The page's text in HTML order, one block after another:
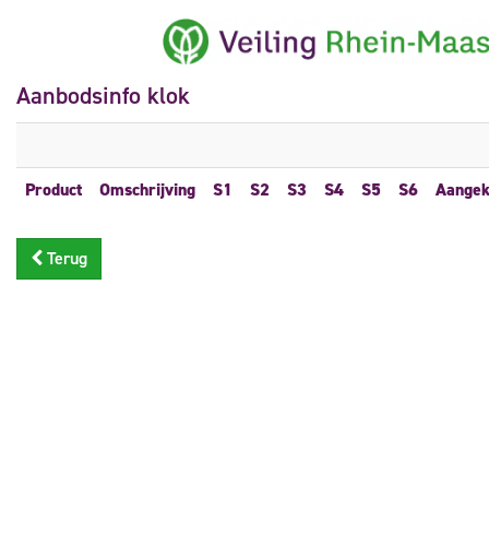
Aanbodsinfo klok
Product Omschrijving S1 S2 S3 S4 S5 S6
Terug